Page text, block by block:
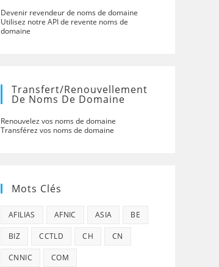
Devenir revendeur de noms de domaine
Utilisez notre API de revente noms de
domaine
Transfert/renouvellement
De Noms De Domaine
Renouvelez vos noms de domaine
Transférez vos noms de domaine
Mots Clés
AFILIAS AFNIC ASIA BE
BIZ CCTLD CH CN
CNNIC COM